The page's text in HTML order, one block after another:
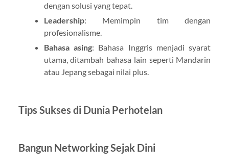
dengan solusi yang tepat.
Leadership: Memimpin tim dengan
profesionalisme.
Bahasa asing: Bahasa Inggris menjadi syarat
utama, ditambah bahasa lain seperti Mandarin
atau Jepang sebagai nilai plus.
Tips Sukses di Dunia Perhotelan
Bangun Networking Sejak Dini